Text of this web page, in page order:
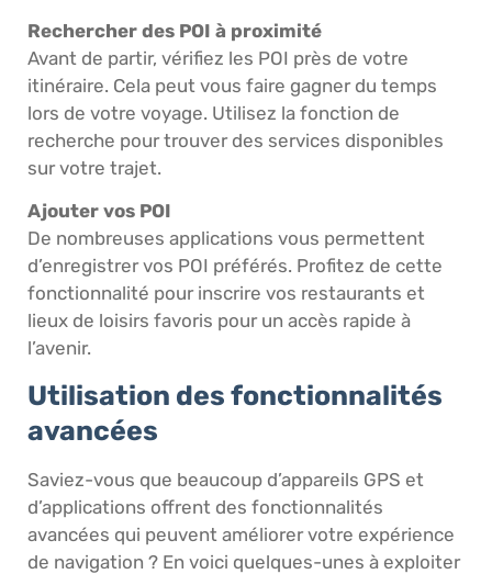
Rechercher des POI à proximité
Avant de partir, vérifiez les POI près de votre
itinéraire. Cela peut vous faire gagner du temps
lors de votre voyage. Utilisez la fonction de
recherche pour trouver des services disponibles
sur votre trajet.
Ajouter vos POI
De nombreuses applications vous permettent
d’enregistrer vos POI préférés. Profitez de cette
fonctionnalité pour inscrire vos restaurants et
lieux de loisirs favoris pour un accès rapide à
l’avenir.
Utilisation des fonctionnalités
avancées
Saviez-vous que beaucoup d’appareils GPS et
d’applications offrent des fonctionnalités
avancées qui peuvent améliorer votre expérience
de navigation ? En voici quelques-unes à exploiter